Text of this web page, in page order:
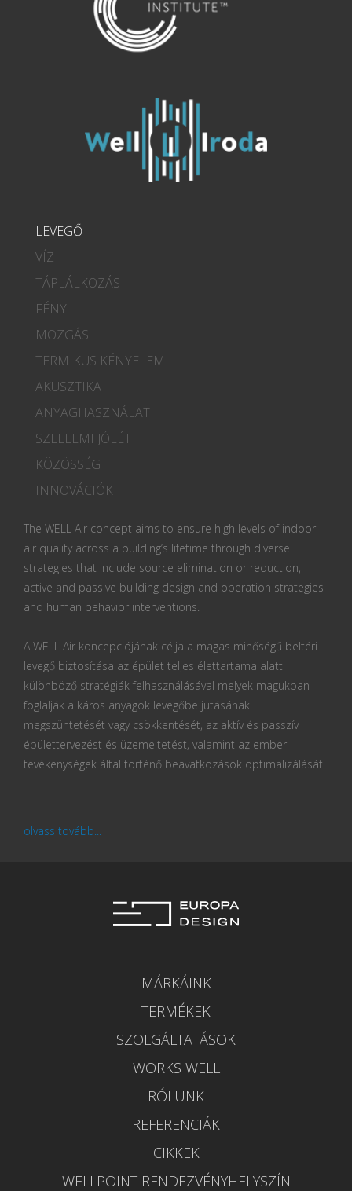
LEVEGŐ
VÍZ
TÁPLÁLKOZÁS
FÉNY
MOZGÁS
TERMIKUS KÉNYELEM
AKUSZTIKA
ANYAGHASZNÁLAT
SZELLEMI JÓLÉT
KÖZÖSSÉG
INNOVÁCIÓK
The WELL Air concept aims to ensure high levels of indoor
air quality across a building’s lifetime through diverse
strategies that include source elimination or reduction,
active and passive building design and operation strategies
and human behavior interventions.
A WELL Air koncepciójának célja a magas minőségű beltéri
levegő biztosítása az épület teljes élettartama alatt
különböző stratégiák felhasználásával melyek magukban
foglalják a káros anyagok levegőbe jutásának
megszüntetését vagy csökkentését, az aktív és passzív
épülettervezést és üzemeltetést, valamint az emberi
tevékenységek által történő beavatkozások optimalizálását.
olvass tovább...
MÁRKÁINK
TERMÉKEK
SZOLGÁLTATÁSOK
WORKS WELL
RÓLUNK
REFERENCIÁK
CIKKEK
WELLPOINT RENDEZVÉNYHELYSZÍN